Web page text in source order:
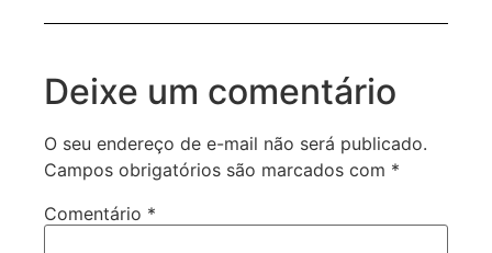
Deixe um comentário
O seu endereço de e-mail não será publicado.
Campos obrigatórios são marcados com *
Comentário *